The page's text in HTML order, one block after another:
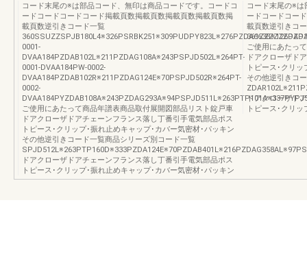
コード末尾の※は部品コード、無印は商品コードです。コードコ
ードコードコードコード掲載頁数掲載頁数掲載頁数掲載頁数掲
載頁数逆引きコード一覧
0001-
DVAA184PZDAB102L※211PZDAG108A※243PSPJD502L※264PT-
0001-DVAA184PW-0002-
DVAA184PZDAB102R※211PZDAG124E※70PSPJD502R※264PT-
0002-
ご使用にあたって商品年譜表商品取付展開図部品リスト錠戸車
ドアクローザドアチェーンフランス落し丁番引手電気部品ポス
トピース･クリップ･振れ止めキャップ･カバー気密材･パッキン
その他逆引きコード一覧商品シリーズ別コード一覧
ドアクローザドアチェーンフランス落し丁番引手電気部品ポス
トピース･クリップ･振れ止めキャップ･カバー気密材･パッキン
コード末尾の※は
ードコードコー
載頁数逆引きコ
ご使用にあたっ
ドアクローザド
トピース･クリ
その他逆引きコ
ドアクローザド
トピース･クリ